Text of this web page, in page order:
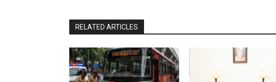
RELATED ARTICLES